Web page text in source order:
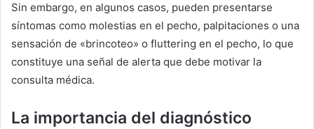
Sin embargo, en algunos casos, pueden presentarse
síntomas como molestias en el pecho, palpitaciones o una
sensación de «brincoteo» o fluttering en el pecho, lo que
constituye una señal de alerta que debe motivar la
consulta médica.
La importancia del diagnóstico